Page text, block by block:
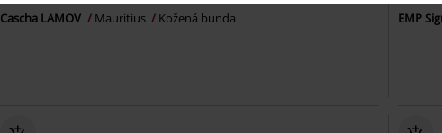
Cascha LAMOV Mauritius Kožená bunda EMP